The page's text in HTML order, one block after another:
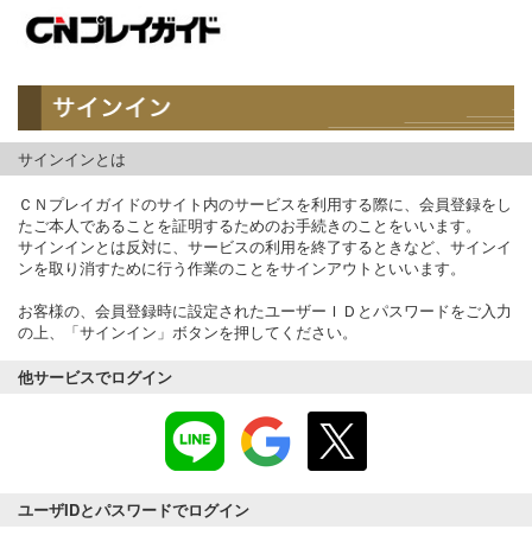
サインインとは
ＣＮプレイガイドのサイト内のサービスを利用する際に、会員登録をし
たご本人であることを証明するためのお手続きのことをいいます。
サインインとは反対に、サービスの利用を終了するときなど、サインイ
ンを取り消すために行う作業のことをサインアウトといいます。
お客様の、会員登録時に設定されたユーザーＩＤとパスワードをご入力
の上、「サインイン」ボタンを押してください。
他サービスでログイン
ユーザIDとパスワードでログイン